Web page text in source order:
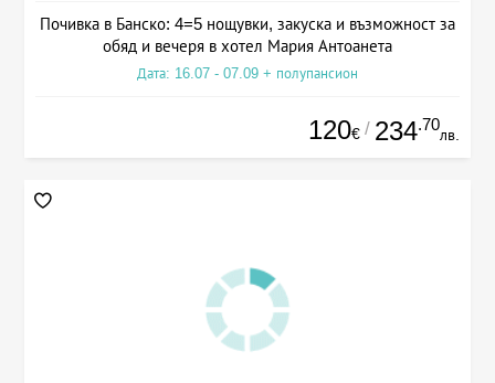
Почивка в Банско: 4=5 нощувки, закуска и възможност за
обяд и вечеря в хотел Мария Антоанета
Дата: 16.07 - 07.09 + полупансион
120€ / 234.70
лв.